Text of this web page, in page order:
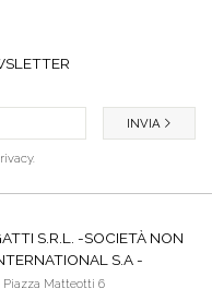
INVIA
S.R.L. -SOCIETÀ NON
S.A -
Matteotti 6